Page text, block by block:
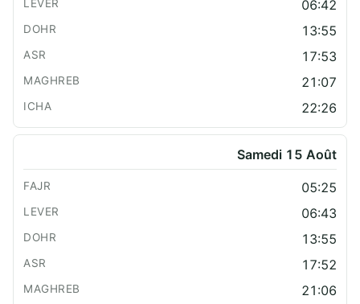
06:42
13:55
17:53
21:07
22:26
Samedi 15 Août
05:25
06:43
13:55
17:52
21:06